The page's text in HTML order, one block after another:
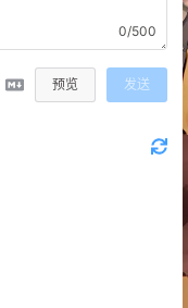
0/500
预览 发送